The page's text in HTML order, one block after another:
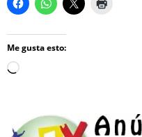
Me gusta esto:
Loading…